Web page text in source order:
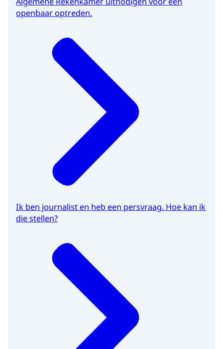
openbaar optreden.
Ik ben journalist en heb een persvraag. Hoe kan ik
die stellen?